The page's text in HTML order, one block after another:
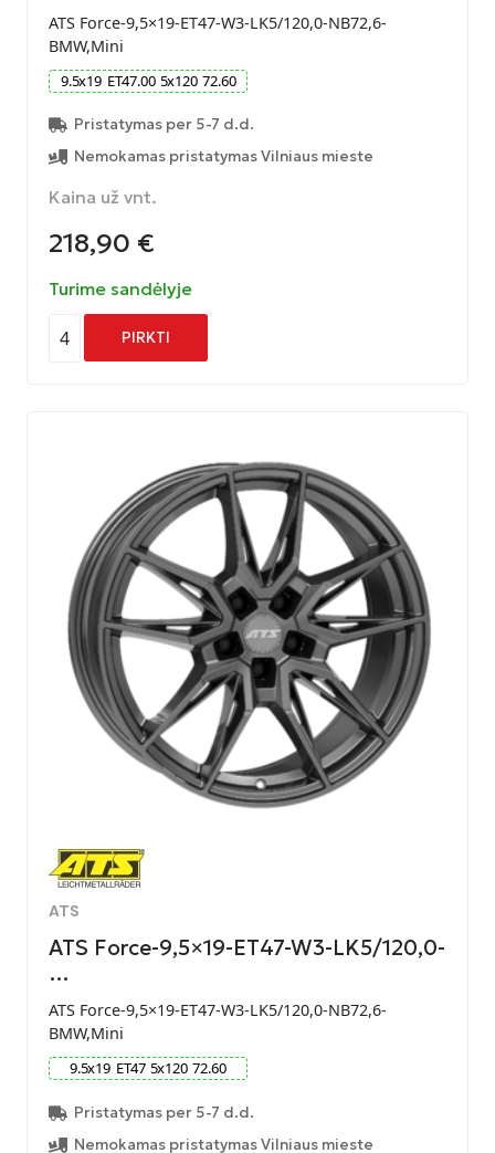
ATS Force-9,5×19-ET47-W3-LK5/120,0-NB72,6-
BMW,Mini
9.5x19 ET47.00 5x120 72.60
Pristatymas per 5-7 d.d.
Nemokamas pristatymas Vilniaus mieste
Kaina už vnt.
218,90 €
Turime sandėlyje
4 PIRKTI
ATS
ATS Force-9,5×19-ET47-W3-LK5/120,0-
…
ATS Force-9,5×19-ET47-W3-LK5/120,0-NB72,6-
BMW,Mini
9.5x19 ET47 5x120 72.60
Pristatymas per 5-7 d.d.
Nemokamas pristatymas Vilniaus mieste